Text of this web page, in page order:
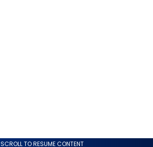
SCROLL TO RESUME CONTENT